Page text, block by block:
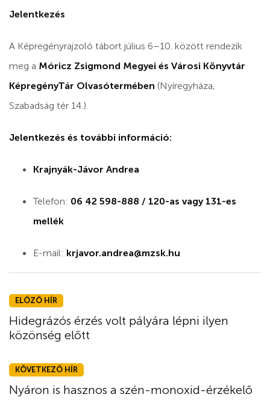
Jelentkezés
A Képregényrajzoló tábort július 6–10. között rendezik
meg a Móricz Zsigmond Megyei és Városi Könyvtár
KépregényTár Olvasótermében (Nyíregyháza,
Szabadság tér 14.).
Jelentkezés és további információ:
Krajnyák-Jávor Andrea
Telefon: 06 42 598-888 / 120-as vagy 131-es
mellék
E-mail: krjavor.andrea@mzsk.hu
ELŐZŐ HÍR
Hidegrázós érzés volt pályára lépni ilyen
közönség előtt
KÖVETKEZŐ HÍR
Nyáron is hasznos a szén-monoxid-érzékelő